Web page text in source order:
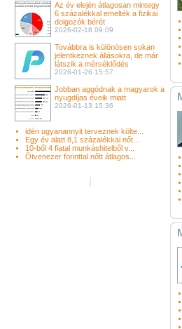
Az év elején átlagosan mintegy
6 százalékkal emelték a fizikai
dolgozók bérét
2026-02-18 09:09
Továbbra is különösen sokan
jelentkeznek állásokra, de már
látszik a mérséklődés
2026-01-26 15:57
Jobban aggódnak a magyarok a
nyugdíjas éveik miatt
2026-01-13 15:36
idén ugyanannyit terveznek költe...
Egy év alatt 8,1 százalékkal nőt...
10-ből 4 fiatal munkáshitelből v...
Ötvenezer forinttal nőtt átlagos...